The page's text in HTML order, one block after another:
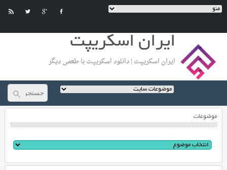
ایران اسکریپت
ایران اسکریپت | دانلود اسکریپت با طعمی دیگر
موضوعات